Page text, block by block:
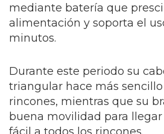
mediante batería que
alimentación y soporta el
minutos.
Durante este periodo su
triangular hace más
rincones, mientras que su
buena movilidad para